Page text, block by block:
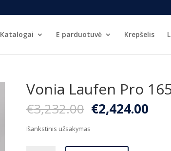
Katalogai E parduotuvė Krepšelis
Vonia Laufen Pro
€3,232.00 Original
price
€3,232.00.
€2,424.00
Išankstinis užsakymas